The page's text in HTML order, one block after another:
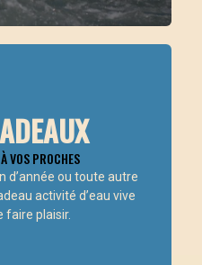
VOS PROCHES
d’année ou toute autre
activité d’eau vive
faire plaisir.
EN LIGNE